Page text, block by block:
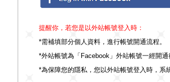
提醒你，若您是以外站帳號登入時：
*需補填部分個人資料，進行帳號開通流程。
*外站帳號為「Facebook」外站帳號一經開
*為保障您的隱私，您以外站帳號登入時，系